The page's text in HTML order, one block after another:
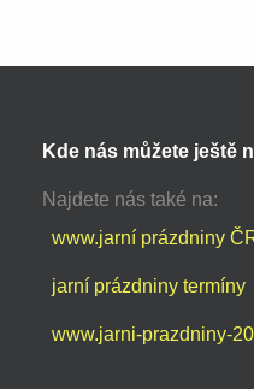
Kde nás můžete ještě
Najdete nás také na:
www.jarní prázdniny
jarní prázdniny termíny
www.jarni-prazdniny-